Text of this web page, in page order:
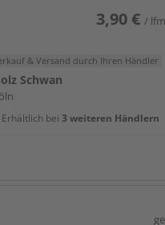
3,90 € / lfm
& Versand durch Ihren Händler
Schwan
Erhältlich bei 3 weiteren Händlern